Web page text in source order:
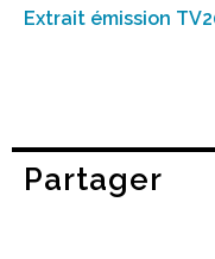
Extrait émission
Partager